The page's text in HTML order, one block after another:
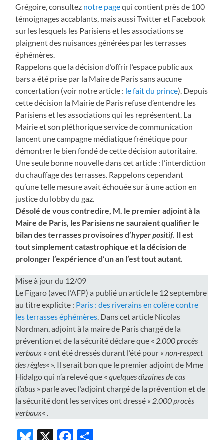
Grégoire, consultez notre pagequi contient près de 100
témoignages accablants, mais aussi Twitter et Facebook
sur les lesquels les Parisiens et les associations se
plaignent des nuisances générées par les terrasses
éphémères.
Rappelons que la décision d’offrir l’espace public aux
bars a été prise par la Maire de Paris sans aucune
concertation (voir notre article : le fait du prince). Depuis
cette décision la Mairie de Paris refuse d’entendre les
Parisiens et les associations qui les représentent. La
Mairie et son pléthorique service de communication
lancent une campagne médiatique frénétique pour
démontrer le bien fondé de cette décision autoritaire.
Une seule bonne nouvelle dans cet article : l’interdiction
du chauffage des terrasses. Rappelons cependant
qu’une telle mesure avait échouée sur à une action en
justice du lobby du gaz.
Désolé de vous contredire, M. le premier adjoint à la
Maire de Paris, les Parisiens ne sauraient qualifier le
bilan des terrasses provisoires d’hyper positif. Il est
tout simplement catastrophique et la décision de
prolonger l’expérience d’un an l’est tout autant.
Mise à jour du 12/09
Le Figaro (avec l’AFP) a publié un article le 12 septembre
au titre explicite : Paris : des riverains en colère contre
les terrasses éphémères . Dans cet article Nicolas
Nordman, adjoint à la maire de Paris chargé de la
prévention et de la sécurité déclare que « 2.000 procès
verbaux » ont été dressés durant l’été pour «non-respect
des règles« ». Il serait bon que le premier adjoint de Mme
Hidalgo qui n’a relevé que «quelques dizaines de cas
d’abus » parle avec l’adjoint chargé de la prévention et de
la sécurité dont les services ont dressé « 2.000 procès
verbaux« .